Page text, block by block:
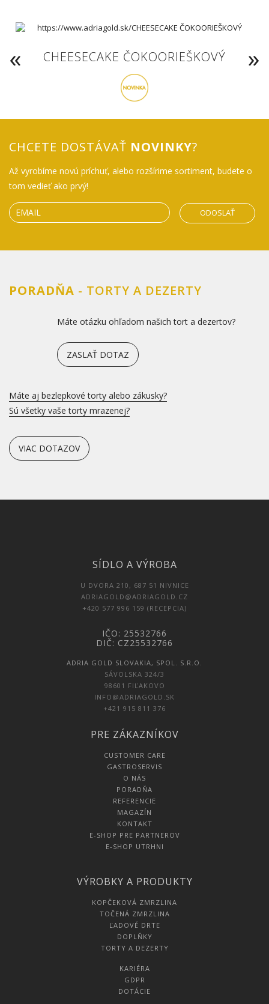
CHEESECAKE ČOKOORIEŠKOVÝ
CHCETE DOSTÁVAŤ NOVINKY?
Až vyrobíme novú príchuť, alebo rozšírime sortiment, budete o
tom vedieť ako prvý!
ODOSLAŤ
PORADŇA - TORTY A DEZERTY
Máte otázku ohľadom našich tort a dezertov?
ZASLAŤ DOTAZ
Máte aj bezlepkové torty alebo zákusky?
Sú všetky vaše torty mrazenej?
VIAC DOTAZOV
SÍDLO A VÝROBA
U DVORA 210, 687 51 NIVNICE
ADRIAGOLD@ADRIAGOLD.CZ
+420 577 996 159 (RECEPCIA)
IČO: 25532766
DIČ: CZ25532766
ADRIA GOLD SLOVAKIA, SPOL. S.R.O.
SÁVOLSKA 324/3
98601 FIĽAKOVO
INFO@ADRIAGOLD.SK
+421 915 811 376
PRE ZÁKAZNÍKOV
CUSTOMER CARE
GASTROSERVIS
O NÁS
PORADŇA
REFERENCIE
MAGAZÍN
KONTAKT
E-SHOP PRE PARTNEROV
E-SHOP UTRHNI
VÝROBKY A PRODUKTY
KOPČEKOVÁ ZMRZLINA
TOČENÁ ZMRZLINA
ĽADOVÉ DRTE
DOPLŇKY
TORTY A DEZERTY
KARIÉRA
GDPR
DOTÁCIE